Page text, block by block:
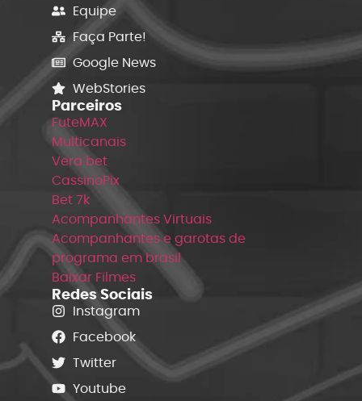
Equipe
Faça Parte!
Google News
WebStories
Parceiros
FuteMAX
Multicanais
Vera bet
CassinoPix
Bet 7k
Acompanhantes Virtuais
Acompanhantes e garotas de
programa em brasil
Baixar Filmes
Redes Sociais
Instagram
Facebook
Twitter
Youtube